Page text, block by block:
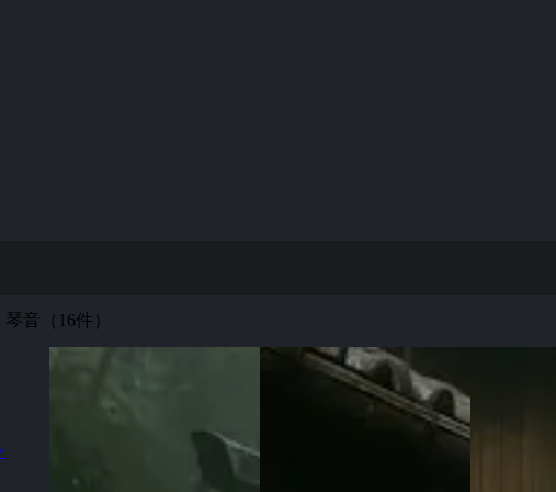
琴音（16件）